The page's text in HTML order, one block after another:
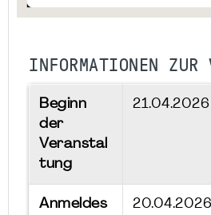
INFORMATIONEN ZUR
Beginn
der
Veranstal
tung
21.04.2026
Anmeldes